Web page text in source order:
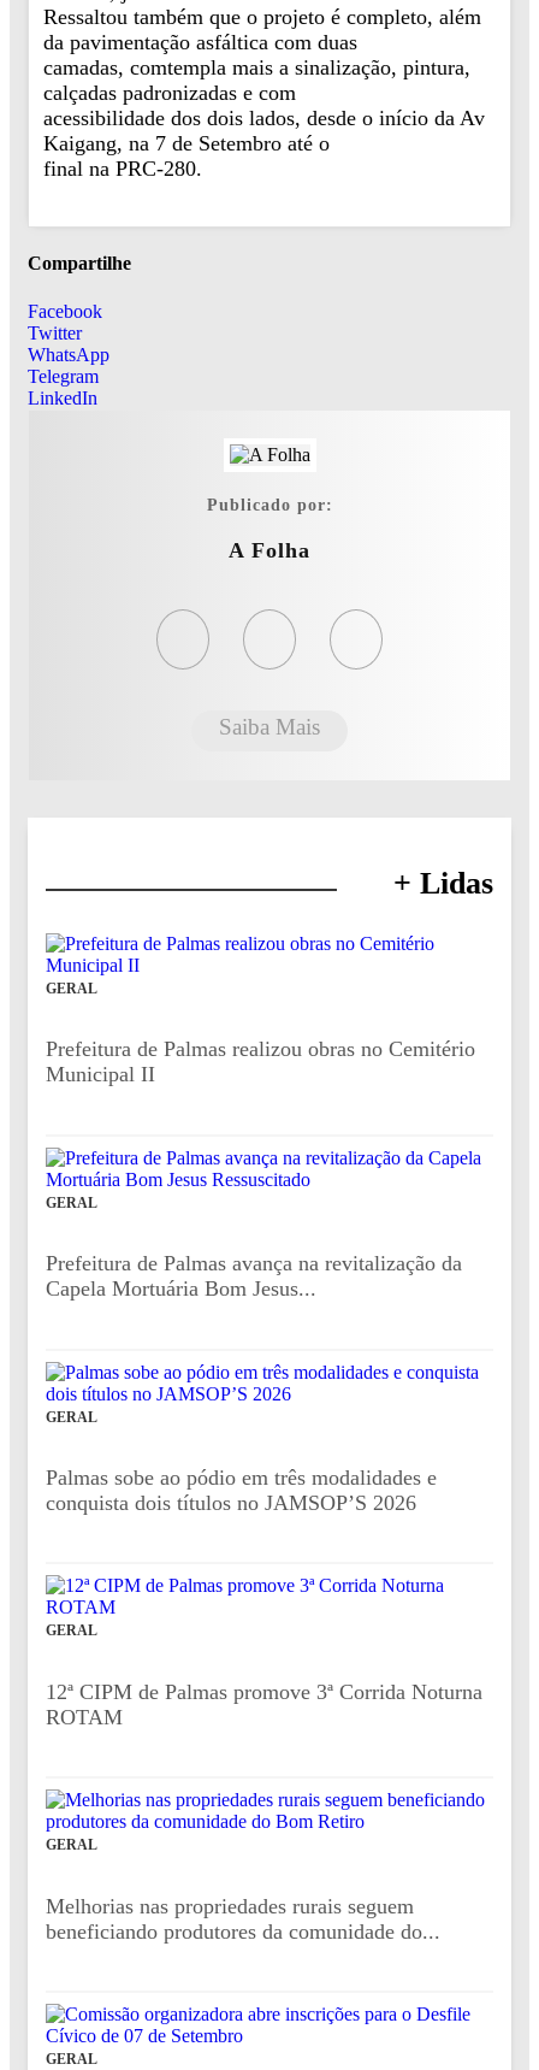
Ressaltou também que o projeto é completo, além
da pavimentação asfáltica com duas
camadas, comtempla mais a sinalização, pintura,
calçadas padronizadas e com
acessibilidade dos dois lados, desde o início da Av
Kaigang, na 7 de Setembro até o
final na PRC-280.
Compartilhe
Facebook
Twitter
WhatsApp
Telegram
LinkedIn
Publicado por:
A Folha
Saiba Mais
+ Lidas
GERAL
Prefeitura de Palmas realizou obras no Cemitério
Municipal II
GERAL
Prefeitura de Palmas avança na revitalização da
Capela Mortuária Bom Jesus...
GERAL
Palmas sobe ao pódio em três modalidades e
conquista dois títulos no JAMSOP’S 2026
GERAL
12ª CIPM de Palmas promove 3ª Corrida Noturna
ROTAM
GERAL
Melhorias nas propriedades rurais seguem
beneficiando produtores da comunidade do...
GERAL